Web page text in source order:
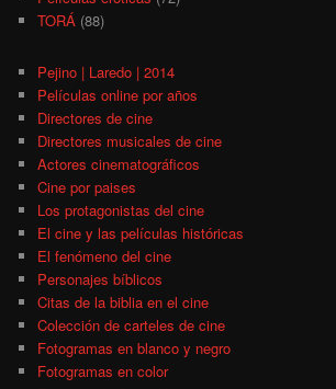
TORÁ (88)
Pejino | Laredo | 2014
Películas online por años
Directores de cine
Directores musicales de cine
Actores cinematográficos
Cine por paises
Los protagonistas del cine
El cine y las películas históricas
El fenómeno del cine
Personajes bíblicos
Citas de la biblia en el cine
Colección de carteles de cine
Fotogramas en blanco y negro
Fotogramas en color